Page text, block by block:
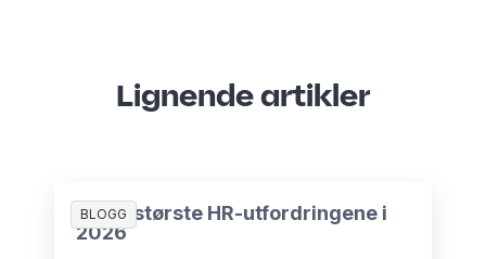
Lignende artikler
BLOGG
De 10 største HR-utfordringene i
2026